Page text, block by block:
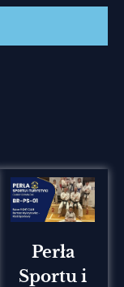
Perła
Sportu i